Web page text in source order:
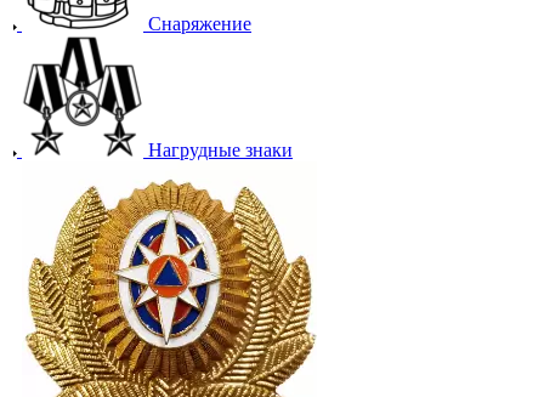
Снаряжение
Нагрудные знаки